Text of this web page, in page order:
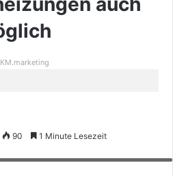
90 1 Minute Lesezeit
Flächenheizungen und